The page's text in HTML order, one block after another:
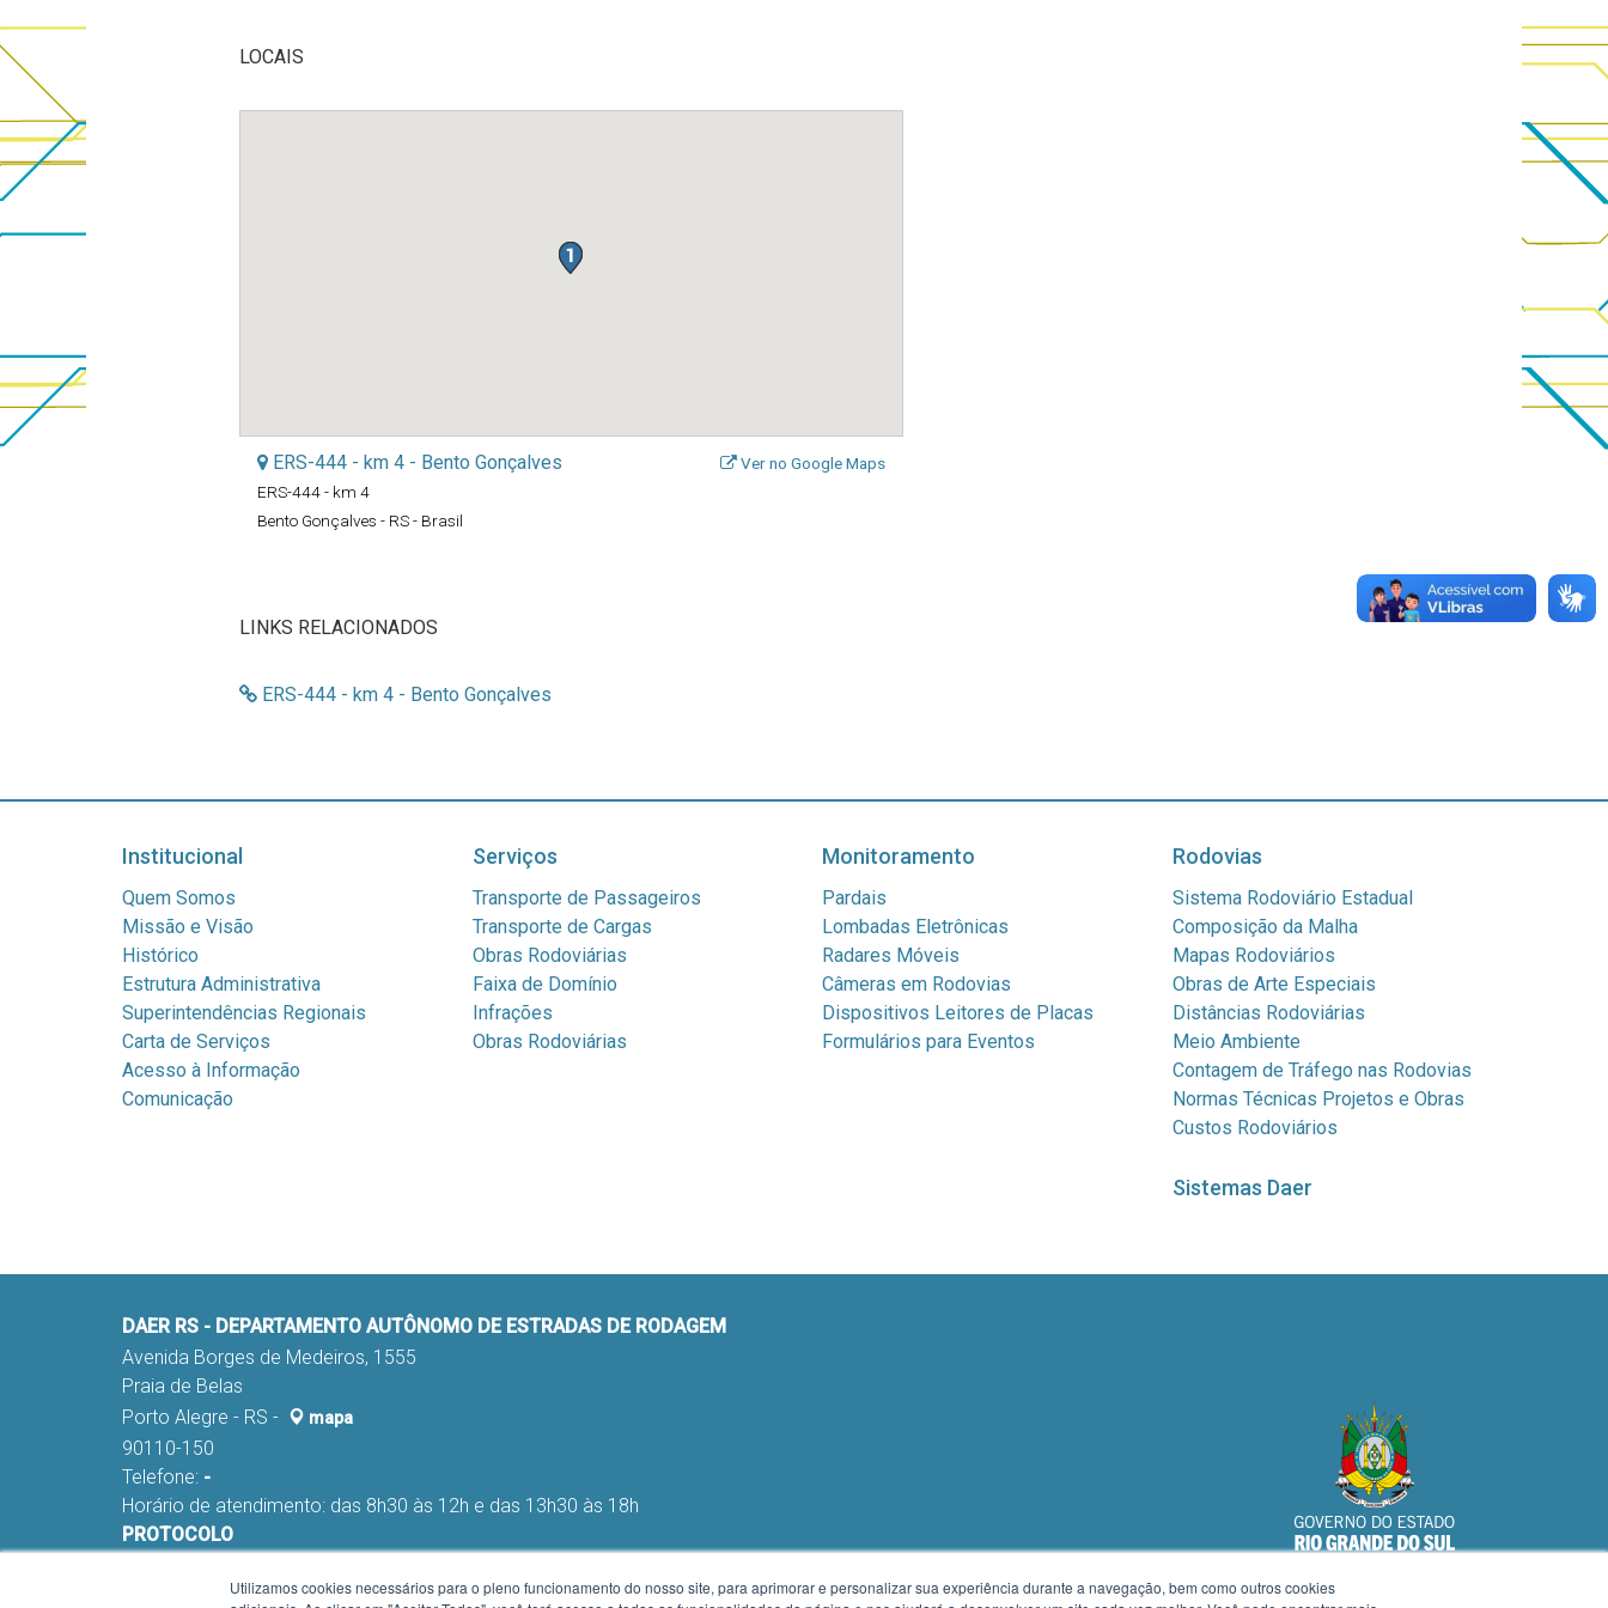
LOCAIS
ERS-444 - km 4 - Bento Gonçalves
ERS-444 - km 4
Bento Gonçalves - RS - Brasil
Ver no Google Maps
LINKS RELACIONADOS
ERS-444 - km 4 - Bento Gonçalves
Institucional
Quem Somos
Missão e Visão
Histórico
Estrutura Administrativa
Superintendências Regionais
Carta de Serviços
Acesso à Informação
Comunicação
Serviços
Transporte de Passageiros
Transporte de Cargas
Obras Rodoviárias
Faixa de Domínio
Infrações
Obras Rodoviárias
Monitoramento
Pardais
Lombadas Eletrônicas
Radares Móveis
Câmeras em Rodovias
Dispositivos Leitores de Placas
Formulários para Eventos
Rodovias
Sistema Rodoviário Estadual
Composição da Malha
Mapas Rodoviários
Obras de Arte Especiais
Distâncias Rodoviárias
Meio Ambiente
Contagem de Tráfego nas Rodovias
Normas Técnicas Projetos e Obras
Custos Rodoviários
Sistemas Daer
DAER RS - DEPARTAMENTO AUTÔNOMO DE ESTRADAS DE RODAGEM
Avenida Borges de Medeiros, 1555
Praia de Belas
Porto Alegre - RS -
mapa
90110-150
Telefone: -
Horário de atendimento: das 8h30 às 12h e das 13h30 às 18h
PROTOCOLO
nca-proa@daer.rs.gov.br
Utilizamos cookies necessários para o pleno funcionamento do nosso site, para aprimorar e personalizar sua experiência durante a navegação, bem como outros cookies